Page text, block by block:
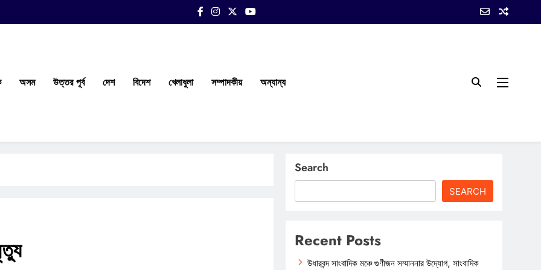
অসম উত্তর পূর্ব দেশ বিদেশ খেলাধুলা সম্পাদকীয় অন্যান্য
Search
SEARCH
Recent Posts
উধারবন্দ সাংবাদিক মঞ্চে গুণীজন সম্মাননার উদ্যোগ, সাংবাদিক